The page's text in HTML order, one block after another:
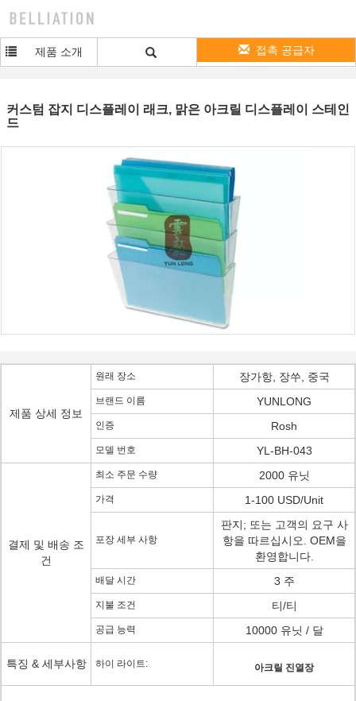
제품 소개 접촉 공급자
커스텀 잡지 디스플레이 래크, 맑은 아크릴 디스플레이 스테인
드
제품 상세 정보
원래 장소 장가항, 장쑤, 중국
브랜드 이름 YUNLONG
인증 Rosh
모델 번호 YL-BH-043
결제 및 배송 조
건
최소 주문 수량 2000 유닛
가격 1-100 USD/Unit
포장 세부 사항
판지; 또는 고객의 요구 사
항을 따르십시오. OEM을
환영합니다.
배달 시간 3 주
지불 조건 티/티
공급 능력 10000 유닛 / 달
특징 & 세부사항 하이 라이트: 아크릴 진열장